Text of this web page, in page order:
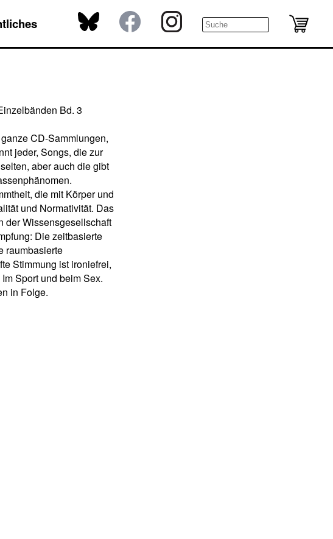
Bd. 3
CD-Sammlungen,
jeder, Songs, die zur
aber auch die gibt
die mit Körper und
und Normativität. Das
der Wissensgesellschaft
Die zeitbasierte
raumbasierte
Stimmung ist ironiefrei,
Sport und beim Sex.
in Folge.